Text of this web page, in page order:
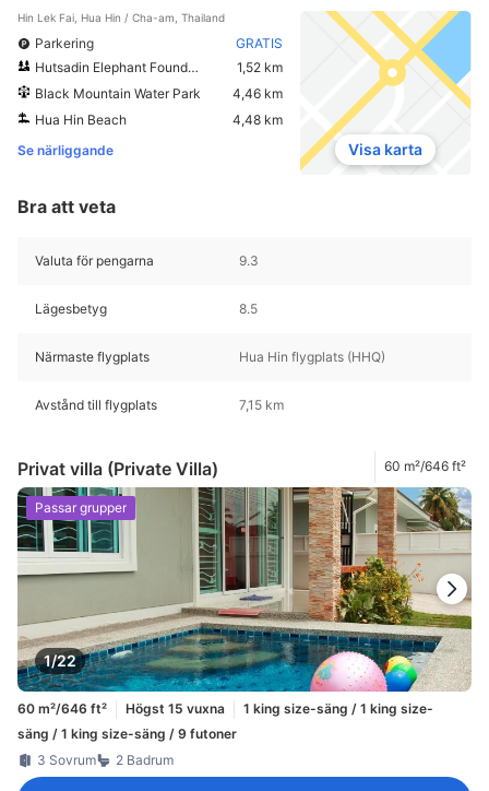
Hin Lek Fai, Hua Hin / Cha-am, Thailand
Parkering
GRATIS
Hutsadin Elephant Foundation
1,52 km
Black Mountain Water Park
4,46 km
Hua Hin Beach
4,48 km
Se närliggande
Visa karta
Bra att veta
Valuta för pengarna 9.3
Lägesbetyg 8.5
Närmaste flygplats Hua Hin flygplats (HHQ)
Avstånd till flygplats 7,15 km
Privat villa (Private Villa) 60 m²/646 ft²
1/22
Passar grupper
60 m²/646 ft² Högst 15 vuxna
1 king size-säng / 1 king size-
säng / 1 king size-säng / 9 futoner
3 Sovrum
2 Badrum